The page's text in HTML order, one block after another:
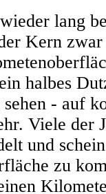
lang
Kern
halbes
- auf
Viele der
und
zu